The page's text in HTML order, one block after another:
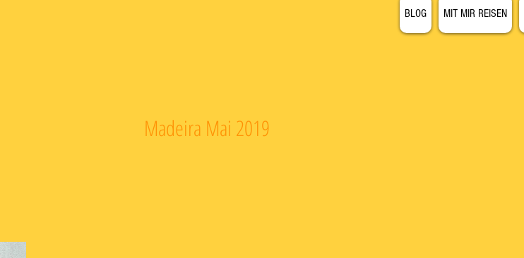
BLOG MIT MIR REISEN
Madeira Mai 2019